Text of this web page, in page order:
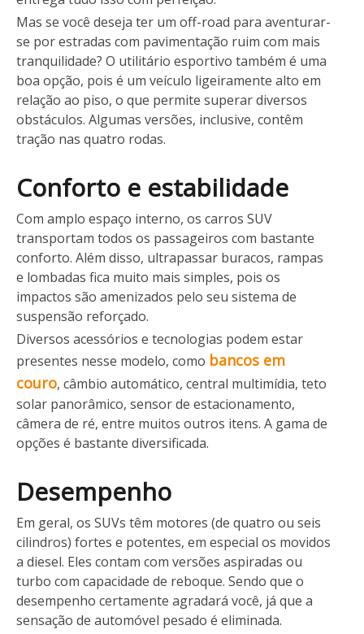
Mas se você deseja ter um off-road para aventurar-
se por estradas com pavimentação ruim com mais
tranquilidade? O utilitário esportivo também é uma
boa opção, pois é um veículo ligeiramente alto em
relação ao piso, o que permite superar diversos
obstáculos. Algumas versões, inclusive, contêm
tração nas quatro rodas.
Conforto e estabilidade
Com amplo espaço interno, os carros SUV
transportam todos os passageiros com bastante
conforto. Além disso, ultrapassar buracos, rampas
e lombadas fica muito mais simples, pois os
impactos são amenizados pelo seu sistema de
suspensão reforçado.
Diversos acessórios e tecnologias podem estar
presentes nesse modelo, como bancos em
couro, câmbio automático, central multimídia, teto
solar panorâmico, sensor de estacionamento,
câmera de ré, entre muitos outros itens. A gama de
opções é bastante diversificada.
Desempenho
Em geral, os SUVs têm motores (de quatro ou seis
cilindros) fortes e potentes, em especial os movidos
a diesel. Eles contam com versões aspiradas ou
turbo com capacidade de reboque. Sendo que o
desempenho certamente agradará você, já que a
sensação de automóvel pesado é eliminada.